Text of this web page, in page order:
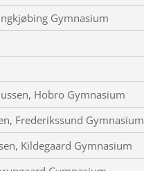
Gymnasium
Hobro Gymnasium
Frederikssund Gymnasium
Kildegaard Gymnasium